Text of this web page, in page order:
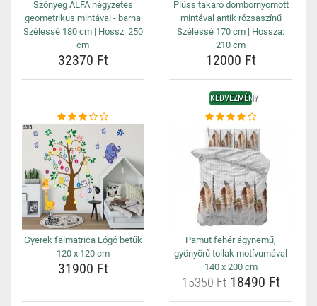
Szőnyeg ALFA négyzetes
geometrikus mintával - barna
Szélessé 180 cm | Hossz: 250
cm
32370 Ft
Plüss takaró dombornyomott
mintával antik rózsaszínű
Szélessé 170 cm | Hossza:
210 cm
12000 Ft
Gyerek falmatrica Lógó betűk
120 x 120 cm
31900 Ft
KEDVEZMÉNY
Pamut fehér ágynemű,
gyönyörű tollak motívumával
140 x 200 cm
15350 Ft18490 Ft